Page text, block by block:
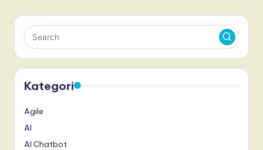
Kategori
Agile
AI
AI Chatbot